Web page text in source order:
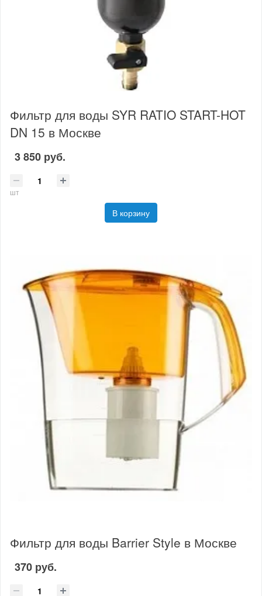
Фильтр для воды SYR RATIO START-HOT
DN 15 в Москве
3 850 руб.
шт
В корзину
Фильтр для воды Barrier Style в Москве
370 руб.